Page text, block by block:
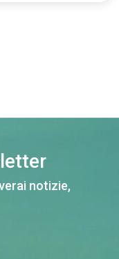
notizie,